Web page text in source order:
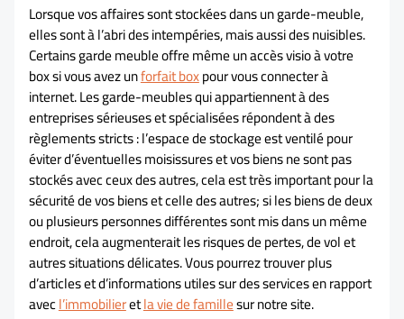
Lorsque vos affaires sont stockées dans un garde-meuble,
elles sont à l’abri des intempéries, mais aussi des nuisibles.
Certains garde meuble offre même un accès visio à votre
box si vous avez unforfait boxpour vous connecter à
internet. Les garde-meubles qui appartiennent à des
entreprises sérieuses et spécialisées répondent à des
règlements stricts : l’espace de stockage est ventilé pour
éviter d’éventuelles moisissures et vos biens ne sont pas
stockés avec ceux des autres, cela est très important pour la
sécurité de vos biens et celle des autres; si les biens de deux
ou plusieurs personnes différentes sont mis dans un même
endroit, cela augmenterait les risques de pertes, de vol et
autres situations délicates. Vous pourrez trouver plus
d’articles et d’informations utiles sur des services en rapport
avecl’immobilieretla vie de famillesur notre site.